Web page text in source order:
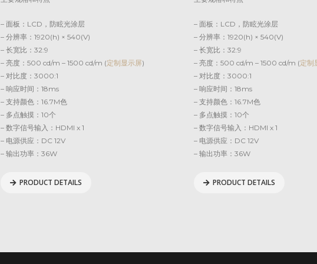
– 面板：LCD，防眩光涂层
– 分辨率：1920(h) × 540(V)
– 长宽比：32:9
– 亮度：500 cd/m – 1500 cd/m (定制显示屏)
– 对比度：3000:1
– 响应时间：18ms
– 支持颜色：16.7M色
– 多点触摸：10个
– 数字信号输入：HDMI x 1
– 电源供应：DC 12V
– 输出功率：36W
PRODUCT DETAILS
– 面板：LCD，防眩光涂层
– 分辨率：1920(h) × 540(V)
– 长宽比：32:9
– 亮度：500 cd/m – 1500 cd/m (定制
– 对比度：3000:1
– 响应时间：18ms
– 支持颜色：16.7M色
– 多点触摸：10个
– 数字信号输入：HDMI x 1
– 电源供应：DC 12V
– 输出功率：36W
PRODUCT DETAILS